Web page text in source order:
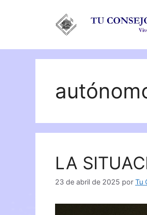
LA
23 de abril de 2025 por Tu